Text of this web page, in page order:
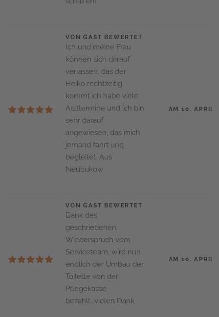
VON GAST BEWERTET
Ich und meine Frau
können sich darauf
verlassen, das der
Heiko rechtzeitig
kommt.ich habe viele
Arzttermine und ich bin
sehr darauf
angewiesen, das mich
jemand fährt und
begleitet. Aus
Neubukow
AM 10. APRIL
VON GAST BEWERTET
Dank des
geschriebenen
Wiederspruch vom
Serviceteam, wird nun
endlich der Umbau der
Toilette von der
Pflegekasse
bezahlt...vielen Dank
AM 10. APRIL